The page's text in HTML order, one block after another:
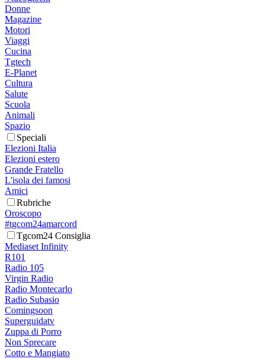
Donne
Magazine
Motori
Viaggi
Cucina
Tgtech
E-Planet
Cultura
Salute
Scuola
Animali
Spazio
Speciali
Elezioni Italia
Elezioni estero
Grande Fratello
L'isola dei famosi
Amici
Rubriche
Oroscopo
#tgcom24amarcord
Tgcom24 Consiglia
Mediaset Infinity
R101
Radio 105
Virgin Radio
Radio Montecarlo
Radio Subasio
Comingsoon
Superguidatv
Zuppa di Porro
Non Sprecare
Cotto e Mangiato